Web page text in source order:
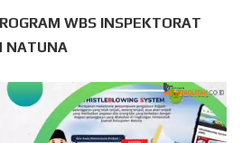
WBS INSPEKTORAT
NATUNA